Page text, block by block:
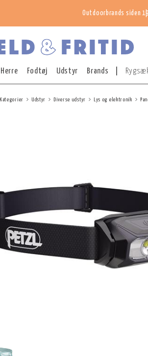
Outdoorbrands siden
Herre Fodtøj Udstyr Brands
Kategorier Udstyr Diverse udstyr Lys og elektronik